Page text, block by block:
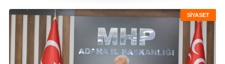
SİYASET